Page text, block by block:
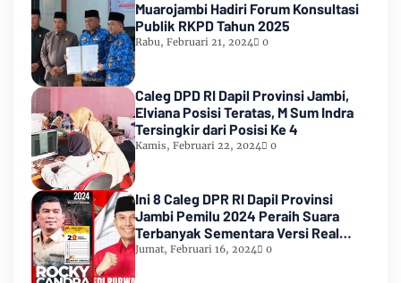
Muarojambi Hadiri Forum Konsultasi
Publik RKPD Tahun 2025
Rabu, Februari 21, 2024 0
Caleg DPD RI Dapil Provinsi Jambi,
Elviana Posisi Teratas, M Sum Indra
Tersingkir dari Posisi Ke 4
Kamis, Februari 22, 2024 0
Ini 8 Caleg DPR RI Dapil Provinsi
Jambi Pemilu 2024 Peraih Suara
Terbanyak Sementara Versi Real
Count KPU RI
Jumat, Februari 16, 2024 0